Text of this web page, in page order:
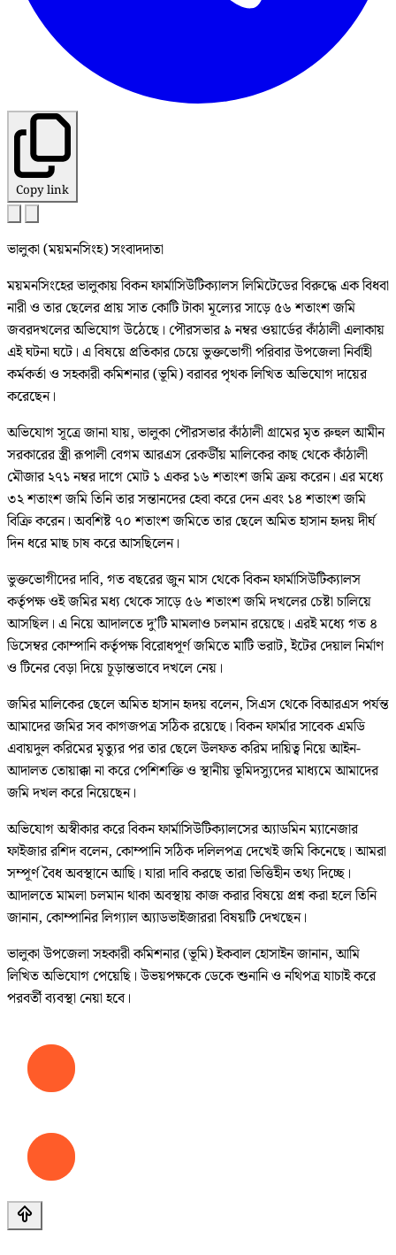
Copy link
ভালুকা (ময়মনসিংহ) সংবাদদাতা
ময়মনসিংহের ভালুকায় বিকন ফার্মাসিউটিক্যালস লিমিটেডের বিরুদ্ধে এক বিধবা
নারী ও তার ছেলের প্রায় সাত কোটি টাকা মূল্যের সাড়ে ৫৬ শতাংশ জমি
জবরদখলের অভিযোগ উঠেছে। পৌরসভার ৯ নম্বর ওয়ার্ডের কাঁঠালী এলাকায়
এই ঘটনা ঘটে। এ বিষয়ে প্রতিকার চেয়ে ভুক্তভোগী পরিবার উপজেলা নির্বাহী
কর্মকর্তা ও সহকারী কমিশনার (ভূমি) বরাবর পৃথক লিখিত অভিযোগ দায়ের
করেছেন।
অভিযোগ সূত্রে জানা যায়, ভালুকা পৌরসভার কাঁঠালী গ্রামের মৃত রুহুল আমীন
সরকারের স্ত্রী রূপালী বেগম আরএস রেকর্ডীয় মালিকের কাছ থেকে কাঁঠালী
মৌজার ২৭১ নম্বর দাগে মোট ১ একর ১৬ শতাংশ জমি ক্রয় করেন। এর মধ্যে
৩২ শতাংশ জমি তিনি তার সন্তানদের হেবা করে দেন এবং ১৪ শতাংশ জমি
বিক্রি করেন। অবশিষ্ট ৭০ শতাংশ জমিতে তার ছেলে অমিত হাসান হৃদয় দীর্ঘ
দিন ধরে মাছ চাষ করে আসছিলেন।
ভুক্তভোগীদের দাবি, গত বছরের জুন মাস থেকে বিকন ফার্মাসিউটিক্যালস
কর্তৃপক্ষ ওই জমির মধ্য থেকে সাড়ে ৫৬ শতাংশ জমি দখলের চেষ্টা চালিয়ে
আসছিল। এ নিয়ে আদালতে দু’টি মামলাও চলমান রয়েছে। এরই মধ্যে গত ৪
ডিসেম্বর কোম্পানি কর্তৃপক্ষ বিরোধপূর্ণ জমিতে মাটি ভরাট, ইটের দেয়াল নির্মাণ
ও টিনের বেড়া দিয়ে চূড়ান্তভাবে দখলে নেয়।
জমির মালিকের ছেলে অমিত হাসান হৃদয় বলেন, সিএস থেকে বিআরএস পর্যন্ত
আমাদের জমির সব কাগজপত্র সঠিক রয়েছে। বিকন ফার্মার সাবেক এমডি
এবায়দুল করিমের মৃত্যুর পর তার ছেলে উলফত করিম দায়িত্ব নিয়ে আইন-
আদালত তোয়াক্কা না করে পেশিশক্তি ও স্থানীয় ভূমিদস্যুদের মাধ্যমে আমাদের
জমি দখল করে নিয়েছেন।
অভিযোগ অস্বীকার করে বিকন ফার্মাসিউটিক্যালসের অ্যাডমিন ম্যানেজার
ফাইজার রশিদ বলেন, কোম্পানি সঠিক দলিলপত্র দেখেই জমি কিনেছে। আমরা
সম্পূর্ণ বৈধ অবস্থানে আছি। যারা দাবি করছে তারা ভিত্তিহীন তথ্য দিচ্ছে।
আদালতে মামলা চলমান থাকা অবস্থায় কাজ করার বিষয়ে প্রশ্ন করা হলে তিনি
জানান, কোম্পানির লিগ্যাল অ্যাডভাইজাররা বিষয়টি দেখছেন।
ভালুকা উপজেলা সহকারী কমিশনার (ভূমি) ইকবাল হোসাইন জানান, আমি
লিখিত অভিযোগ পেয়েছি। উভয়পক্ষকে ডেকে শুনানি ও নথিপত্র যাচাই করে
পরবর্তী ব্যবস্থা নেয়া হবে।